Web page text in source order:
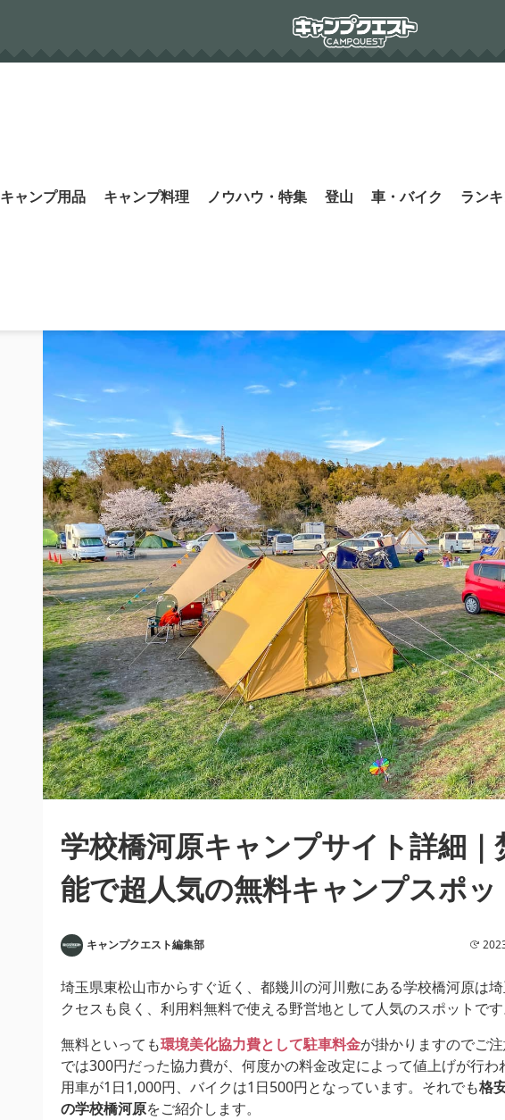
キャンプ用品 キャンプ料理 ノウハウ・特集 登山 車・バイク ランキ
Search
学校橋河原キャンプサイト詳細｜
能で超人気の無料キャンプスポ
キャンプクエスト編集部
埼玉県東松山市からすぐ近く、都幾川の河川敷にある学校橋河原は
クセスも良く、利用料無料で使える野営地として人気のスポットです
無料といっても環境美化協力費として駐車料金が掛かりますのでご
では300円だった協力費が、何度かの料金改定によって値上げが行
用車が1日1,000円、バイクは1日500円となっています。それでも格
の学校橋河原をご紹介します。